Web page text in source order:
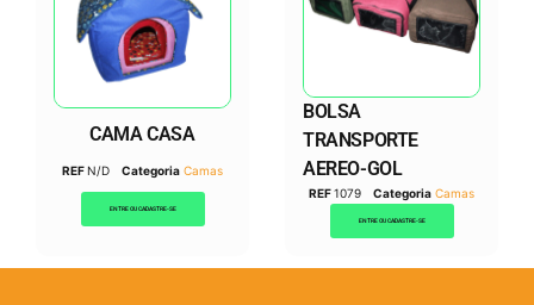
CAMA CASA
REFN/D Categoria Camas
ENTRE OU CADASTRE-SE
BOLSA
TRANSPORTE
AEREO-GOL
REF1079 Categoria Camas
ENTRE OU CADASTRE-SE